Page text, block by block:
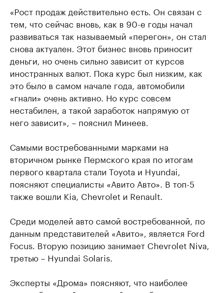
«Рост продаж действительно есть. Он связан с
тем, что сейчас вновь, как в 90-е годы начал
развиваться так называемый «перегон», он стал
снова актуален. Этот бизнес вновь приносит
деньги, но очень сильно зависит от курсов
иностранных валют. Пока курс был низким, как
это было в самом начале года, автомобили
«гнали» очень активно. Но курс совсем
нестабилен, а такой заработок напрямую от
него зависит», – пояснил Минеев.
Самыми востребованными марками на
вторичном рынке Пермского края по итогам
первого квартала стали Toyota и Hyundai,
поясняют специалисты «Авито Авто». В топ-5
также вошли Kia, Chevrolet и Renault.
Среди моделей авто самой востребованной, по
данным представителей «Авито», является Ford
Focus. Вторую позицию занимает Chevrolet Niva,
третью – Hyundai Solaris.
Эксперты «Дрома» поясняют, что наиболее